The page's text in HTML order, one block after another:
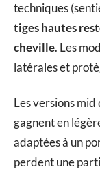
techniques
tiges hautes
cheville. Les
latérales et
Les versions mid
gagnent en
adaptées à un
perdent une